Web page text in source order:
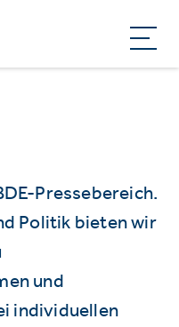
Pressebereich.
Politik bieten wir
und
individuellen